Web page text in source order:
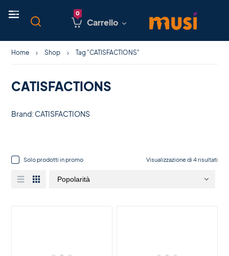
Carrello
Home Shop Tag "CATISFACTIONS"
CATISFACTIONS
Brand: CATISFACTIONS
Solo prodotti in promo Visualizzazione di 4 risultati